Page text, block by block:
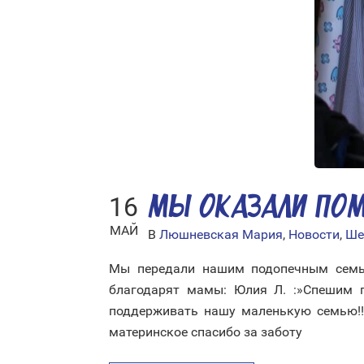
16
МАЙ
МЫ ОКАЗАЛИ
В Люшневская Мария, Новости,
Мы передали нашим подопечным
благодарят мамы: Юлия Л. :»Спешим
поддерживать нашу маленькую
материнское спасибо за заботу